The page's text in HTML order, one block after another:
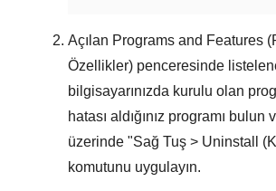
Açılan Programs and Features
Özellikler) penceresinde
bilgisayarınızda kurulu olan
hatası aldığınız programı bulun
üzerinde "Sağ Tuş > Uninstall
komutunu uygulayın.